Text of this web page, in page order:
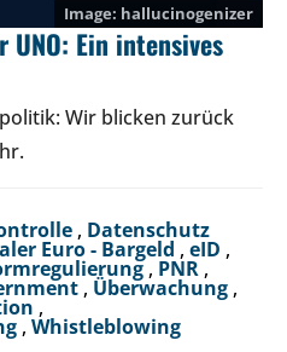
hallucinogenizer
Ein intensives
Wir blicken zurück
, Datenschutz
Euro - Bargeld , eID ,
, PNR ,
, Überwachung ,
,
, Whistleblowing